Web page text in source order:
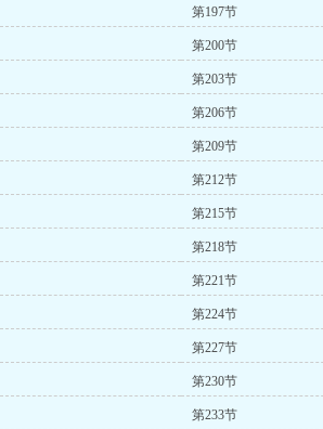
第197节
第200节
第203节
第206节
第209节
第212节
第215节
第218节
第221节
第224节
第227节
第230节
第233节